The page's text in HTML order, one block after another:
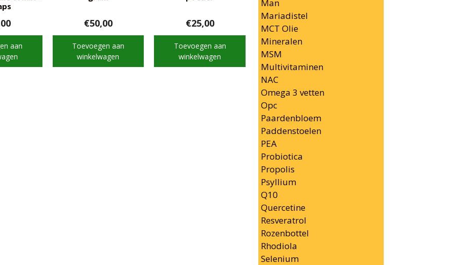
aan
€50,00
Toevoegen aan
winkelwagen
€25,00
Toevoegen aan
winkelwagen
Man
Mariadistel
MCT Olie
Mineralen
MSM
Multivitaminen
NAC
Omega 3 vetten
Opc
Paardenbloem
Paddenstoelen
PEA
Probiotica
Propolis
Psyllium
Q10
Quercetine
Resveratrol
Rozenbottel
Rhodiola
Selenium